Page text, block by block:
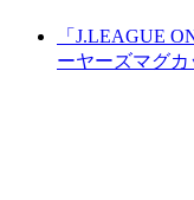
「J.LEAGUE
ーヤーズマグカ